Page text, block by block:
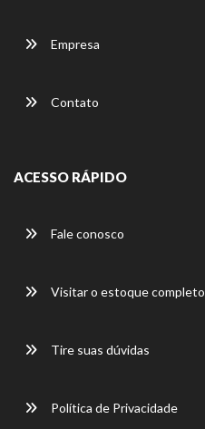
Empresa
Contato
ACESSO RÁPIDO
Fale conosco
Visitar o estoque completo
Tire suas dúvidas
Política de Privacidade